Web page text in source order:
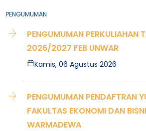
PENGUMUMAN
PENGUMUMAN PERKULIAHAN
2026/2027 FEB UNWAR
Kamis, 06 Agustus 2026
PENGUMUMAN PENDAFTRAN
FAKULTAS EKONOMI DAN
WARMADEWA